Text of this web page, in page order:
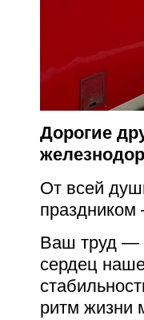
Дорогие
От всей
Ваш труд —
сердец
ритм жизни